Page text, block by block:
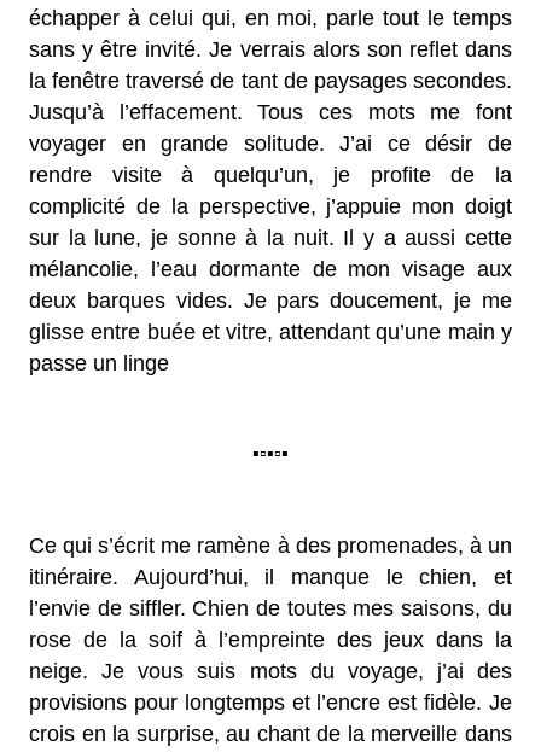
échapper à celui qui, en moi, parle tout le temps
sans y être invité. Je verrais alors son reflet dans
la fenêtre traversé de tant de paysages secondes.
Jusqu’à l’effacement. Tous ces mots me font
voyager en grande solitude. J’ai ce désir de
rendre visite à quelqu’un, je profite de la
complicité de la perspective, j’appuie mon doigt
sur la lune, je sonne à la nuit. Il y a aussi cette
mélancolie, l’eau dormante de mon visage aux
deux barques vides. Je pars doucement, je me
glisse entre buée et vitre, attendant qu’une main y
passe un linge
▪▫▪▫▪
Ce qui s’écrit me ramène à des promenades, à un
itinéraire. Aujourd’hui, il manque le chien, et
l’envie de siffler. Chien de toutes mes saisons, du
rose de la soif à l’empreinte des jeux dans la
neige. Je vous suis mots du voyage, j’ai des
provisions pour longtemps et l’encre est fidèle. Je
crois en la surprise, au chant de la merveille dans